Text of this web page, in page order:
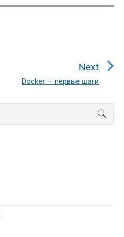
Next
Next
Docker — первые шаги